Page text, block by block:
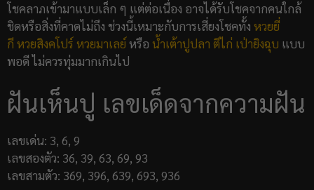
โชคลาภเข้ามาแบบเล็ก ๆ แต่ต่อเนื่อง อาจได้รับโชคจากคนใกล้
ชิดหรือสิ่งที่คาดไม่ถึง ช่วงนี้เหมาะกับการเสี่ยงโชคทั้ง หวยยี่
กี หวยสิงคโปร์ หวยมาเลย์ หรือ น้ำเต้าปูปลา ตีไก่ เป่ายิงฉุบ แบบ
พอดี ไม่ควรทุ่มมากเกินไป
ฝันเห็นปู เลขเด็ดจากความฝัน
เลขเด่น: 3, 6, 9
เลขสองตัว: 36, 39, 63, 69, 93
เลขสามตัว: 369, 396, 639, 693, 936